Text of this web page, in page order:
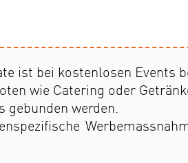
ist bei kostenlosen Events
wie Catering oder
gebunden werden.